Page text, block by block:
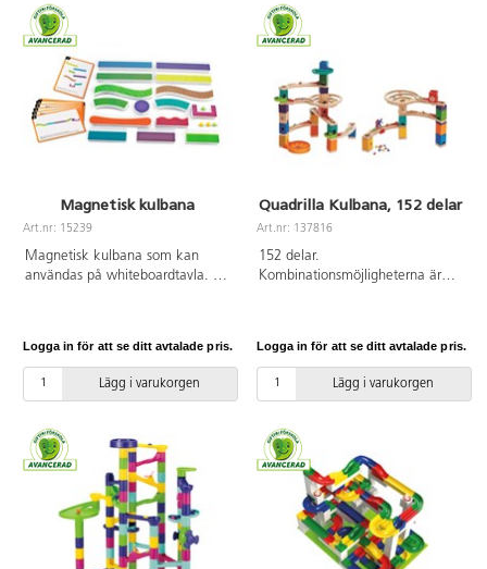
kompletteringssatser finns att
köpa till. Ett häfte med uppgifter
och byggförslag medföljer. Av PS,
ABS och PC, fri från BPA. PVC-fri.
Från 8 år.
Magnetisk kulbana
Art.nr: 15239
Magnetisk kulbana som kan
användas på whiteboardtavla. 14
Logga in för att se ditt avtalade pris.
Lägg i varukorgen
Quadrilla Kulbana, 152 delar
Art.nr: 137816
152 delar.
Kombinationsmöjligheterna är
främjar kreativitet och logiskt
tänkande. En kombination av
både spiraler och rännor i olika
kan byggas med samma delar.
Instruktioner medföljer. Av trä.
PVC-fri. Från 4 år.
Logga in för att se ditt avtalade pris.
Lägg i varukorgen